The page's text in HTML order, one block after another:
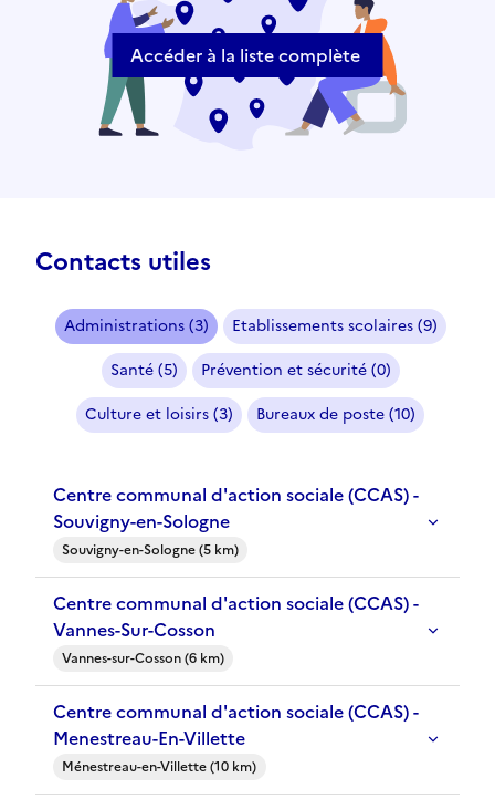
Accéder à la liste complète
Contacts utiles
Administrations (3)
Etablissements scolaires (9)
Santé (5)
Prévention et sécurité (0)
Culture et loisirs (3)
Bureaux de poste (10)
Centre communal d'action sociale (CCAS) -
Souvigny-en-Sologne
Souvigny-en-Sologne (5 km)
Centre communal d'action sociale (CCAS) -
Vannes-Sur-Cosson
Vannes-sur-Cosson (6 km)
Centre communal d'action sociale (CCAS) -
Menestreau-En-Villette
Ménestreau-en-Villette (10 km)